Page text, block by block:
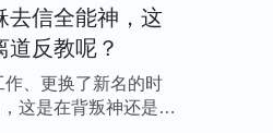
表的性情，这是神
名代表了神在本时
领初生的人类在地
律法时代末期，因
去信全能神，这
反教呢？
、更换了新名的时
这是在背叛神还是跟